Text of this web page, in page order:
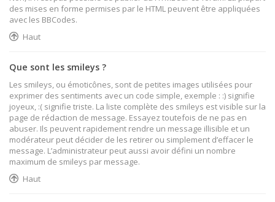
des mises en forme permises par le HTML peuvent être appliquées
avec les BBCodes.
Haut
Que sont les smileys ?
Les smileys, ou émoticônes, sont de petites images utilisées pour
exprimer des sentiments avec un code simple, exemple : :) signifie
joyeux, :( signifie triste. La liste complète des smileys est visible sur la
page de rédaction de message. Essayez toutefois de ne pas en
abuser. Ils peuvent rapidement rendre un message illisible et un
modérateur peut décider de les retirer ou simplement d’effacer le
message. L’administrateur peut aussi avoir défini un nombre
maximum de smileys par message.
Haut